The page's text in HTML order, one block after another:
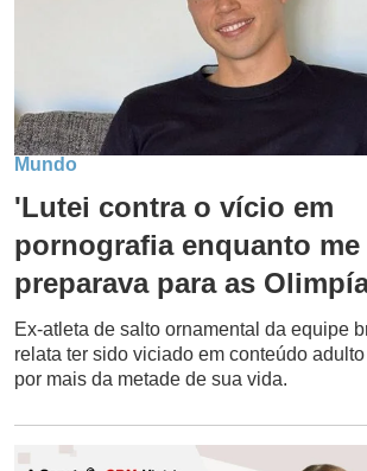
Mundo
'Lutei contra o vício em
pornografia enquanto me
preparava para as
Ex-atleta de salto ornamental da equipe
relata ter sido viciado em conteúdo
por mais da metade de sua vida.